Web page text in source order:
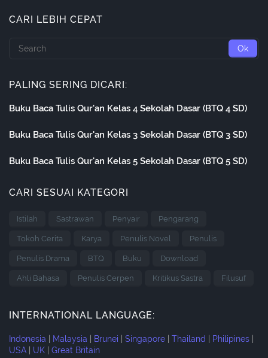
CARI LEBIH CEPAT
PALING SERING DICARI:
Buku Baca Tulis Qur'an Kelas 4 Sekolah Dasar (BTQ 4 SD)
Buku Baca Tulis Qur'an Kelas 3 Sekolah Dasar (BTQ 3 SD)
Buku Baca Tulis Qur'an Kelas 5 Sekolah Dasar (BTQ 5 SD)
CARI SESUAI KATEGORI
Istilah Sastrawan Penyair Pengarang
Tokoh Cerita Karya Penulis Novel Penulis
Penulis Drama BTQ Buku Download
Ahli Bahasa Penulis Cerpen Kritikus Sastra Filusuf
INTERNATIONAL LANGUAGE:
Indonesia Malaysia Brunei Singapore Thailand Philipines
USA
UK Great Britain